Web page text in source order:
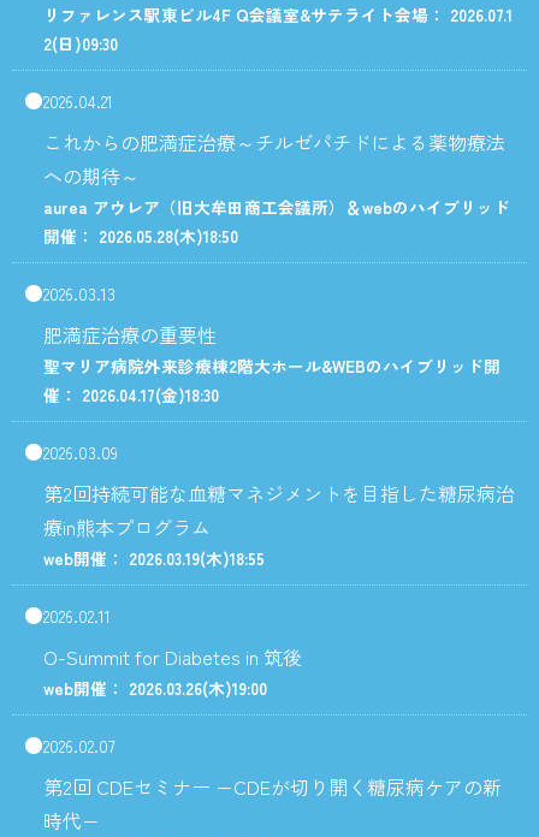
リファレンス駅東ビル4F Q会議室&サテライト会場： 2026.07.1
2(日)09:30
2026.04.21
これからの肥満症治療～チルゼパチドによる薬物療法
への期待～
aurea アウレア（旧大牟田商工会議所）＆webのハイブリッド
開催： 2026.05.28(木)18:50
2026.03.13
肥満症治療の重要性
聖マリア病院外来診療棟2階大ホール&WEBのハイブリッド開
催： 2026.04.17(金)18:30
2026.03.09
第2回持続可能な血糖マネジメントを目指した糖尿病治
療in熊本プログラム
web開催： 2026.03.19(木)18:55
2026.02.11
O-Summit for Diabetes in 筑後
web開催： 2026.03.26(木)19:00
2026.02.07
第2回 CDEセミナー −CDEが切り開く糖尿病ケアの新
時代−